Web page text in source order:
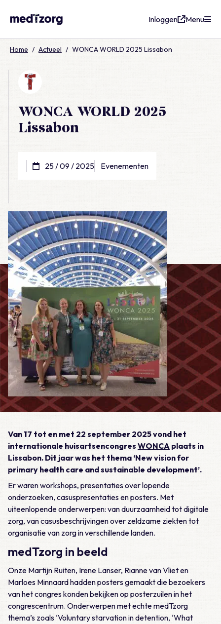
Inloggen Menu
Home / Actueel / WONCA WORLD 2025 Lissabon
WONCA WORLD 2025
Lissabon
25 / 09 / 2025 Evenementen
Van 17 tot en met 22 september 2025 vond het
internationale huisartsencongres WONCA plaats in
Lissabon. Dit jaar was het thema ‘New vision for
primary health care and sustainable development’.
Er waren workshops, presentaties over lopende
onderzoeken, casuspresentaties en posters. Met
uiteenlopende onderwerpen: van duurzaamheid tot digitale
zorg, van casusbeschrijvingen over zeldzame ziekten tot
organisatie van zorg in verschillende landen.
medTzorg in beeld
Onze Martijn Ruiten, Irene Lanser, Rianne van Vliet en
Marloes Minnaard hadden posters gemaakt die bezoekers
van het congres konden bekijken op posterzuilen in het
congrescentrum. Onderwerpen met echte medTzorg
thema’s zoals ‘Voluntary starvation in detention, ‘What